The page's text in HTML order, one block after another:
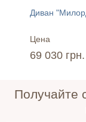
Диван
Цена
69 030 грн.
Получайте